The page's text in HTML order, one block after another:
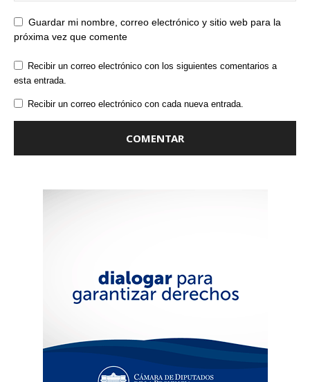
Guardar mi nombre, correo electrónico y sitio web para la
próxima vez que comente
Recibir un correo electrónico con los siguientes comentarios a
esta entrada.
Recibir un correo electrónico con cada nueva entrada.